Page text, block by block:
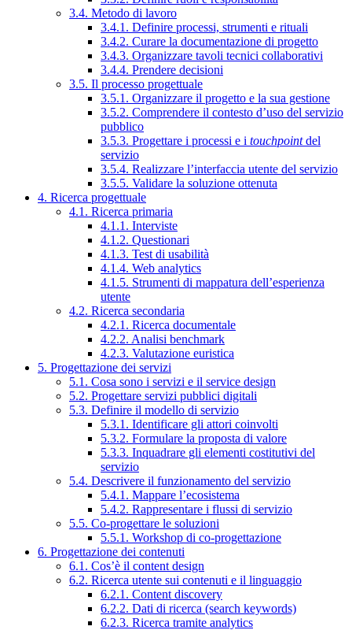
3.4. Metodo di lavoro
3.4.1. Definire processi, strumenti e rituali
3.4.2. Curare la documentazione di progetto
3.4.3. Organizzare tavoli tecnici collaborativi
3.4.4. Prendere decisioni
3.5. Il processo progettuale
3.5.1. Organizzare il progetto e la sua gestione
3.5.2. Comprendere il contesto d’uso del servizio
pubblico
3.5.3. Progettare i processi e i touchpointdel
servizio
3.5.4. Realizzare l’interfaccia utente del servizio
3.5.5. Validare la soluzione ottenuta
4. Ricerca progettuale
4.1. Ricerca primaria
4.1.1. Interviste
4.1.2. Questionari
4.1.3. Test di usabilità
4.1.4. Web analytics
4.1.5. Strumenti di mappatura dell’esperienza
utente
4.2. Ricerca secondaria
4.2.1. Ricerca documentale
4.2.2. Analisi benchmark
4.2.3. Valutazione euristica
5. Progettazione dei servizi
5.1. Cosa sono i servizi e il service design
5.2. Progettare servizi pubblici digitali
5.3. Definire il modello di servizio
5.3.1. Identificare gli attori coinvolti
5.3.2. Formulare la proposta di valore
5.3.3. Inquadrare gli elementi costitutivi del
servizio
5.4. Descrivere il funzionamento del servizio
5.4.1. Mappare l’ecosistema
5.4.2. Rappresentare i flussi di servizio
5.5. Co-progettare le soluzioni
5.5.1. Workshop di co-progettazione
6. Progettazione dei contenuti
6.1. Cos’è il content design
6.2. Ricerca utente sui contenuti e il linguaggio
6.2.1. Content discovery
6.2.2. Dati di ricerca (search keywords)
6.2.3. Ricerca tramite analytics